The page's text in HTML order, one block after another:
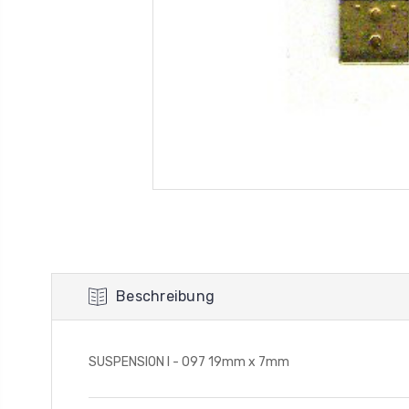
Beschreibung
SUSPENSION I - 097 19mm x 7mm